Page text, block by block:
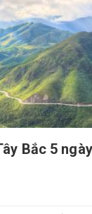
Bắc 5